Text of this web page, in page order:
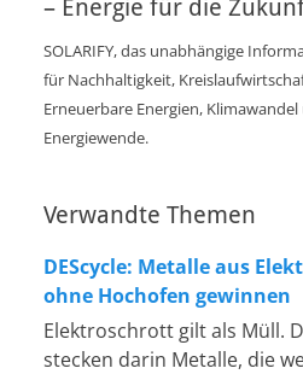
– Energie für die
SOLARIFY, das unabhängige
für Nachhaltigkeit,
Erneuerbare Energien, Klimawandel
Energiewende.
Verwandte Themen
DEScycle: Metalle aus
ohne Hochofen gewinnen
Elektroschrott gilt als Müll.
stecken darin Metalle, die